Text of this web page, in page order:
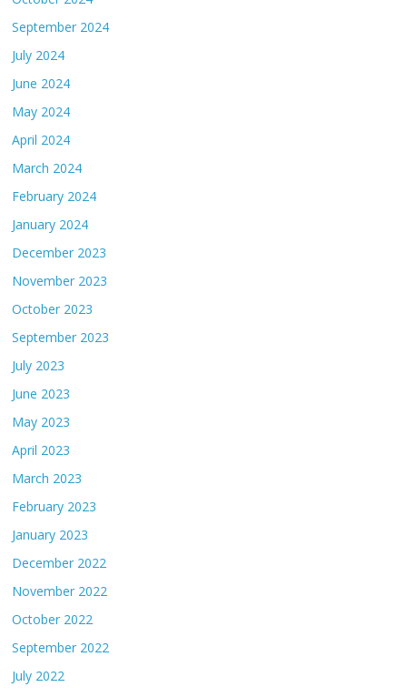
September 2024
July 2024
June 2024
May 2024
April 2024
March 2024
February 2024
January 2024
December 2023
November 2023
October 2023
September 2023
July 2023
June 2023
May 2023
April 2023
March 2023
February 2023
January 2023
December 2022
November 2022
October 2022
September 2022
July 2022